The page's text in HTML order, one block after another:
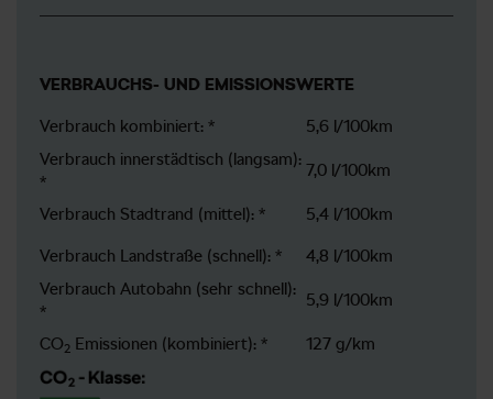
VERBRAUCHS- UND EMISSIONSWERTE
Verbrauch kombiniert: *
5,6 l/100km
Verbrauch innerstädtisch (langsam):
*
7,0 l/100km
Verbrauch Stadtrand (mittel): * 5,4 l/100km
Verbrauch Landstraße (schnell): *
4,8 l/100km
Verbrauch Autobahn (sehr schnell):
*
5,9 l/100km
CO2 Emissionen (kombiniert): * 127 g/km